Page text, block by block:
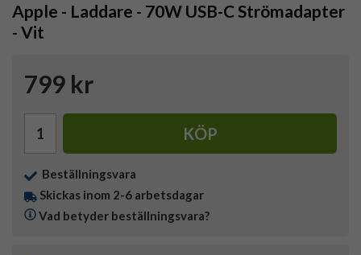
Apple - Laddare - 70W USB-C Strömadapter
- Vit
799 kr
KÖP
Beställningsvara
Skickas inom 2-6 arbetsdagar
Vad betyder beställningsvara?